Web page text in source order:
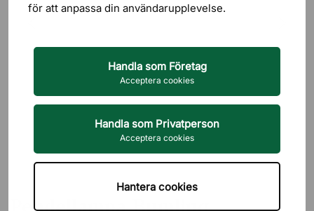
för att anpassa din användarupplevelse.
Handla som Företag
Acceptera cookies
Handla som Privatperson
Acceptera cookies
Hantera cookies